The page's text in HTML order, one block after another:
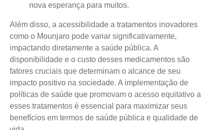
nova esperança para muitos.
Além disso, a acessibilidade a tratamentos inovadores
como o Mounjaro pode variar significativamente,
impactando diretamente a saúde pública. A
disponibilidade e o custo desses medicamentos são
fatores cruciais que determinam o alcance de seu
impacto positivo na sociedade. A implementação de
políticas de saúde que promovam o acesso equitativo a
esses tratamentos é essencial para maximizar seus
benefícios em termos de saúde pública e qualidade de